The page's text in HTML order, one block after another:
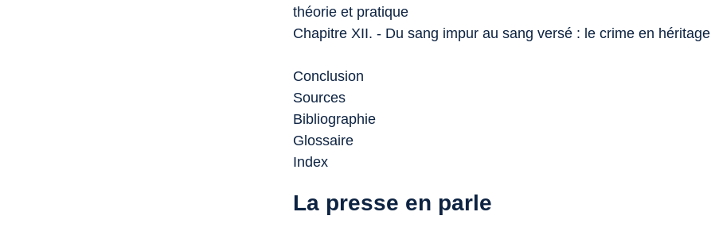
théorie et pratique
Chapitre XII. - Du sang impur au sang versé : le crime en héritage
Conclusion
Sources
Bibliographie
Glossaire
Index
La presse en parle